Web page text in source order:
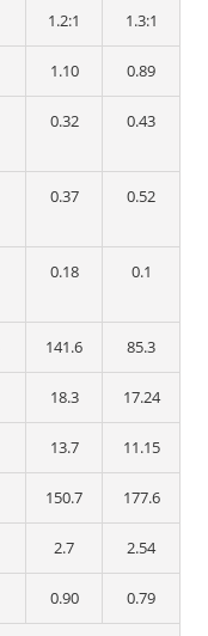
1.2:1 1.3:1
1.10 0.89
0.32 0.43
0.37 0.52
0.18 0.1
141.6 85.3
18.3 17.24
13.7 11.15
150.7 177.6
2.7 2.54
0.90 0.79